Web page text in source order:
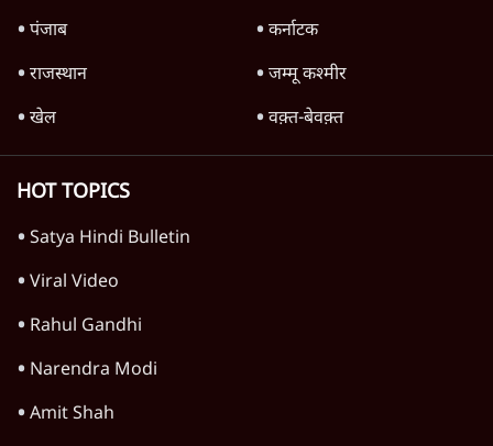
पंजाब
कर्नाटक
राजस्थान
जम्मू कश्मीर
खेल
वक़्त-बेवक़्त
HOT TOPICS
Satya Hindi Bulletin
Viral Video
Rahul Gandhi
Narendra Modi
Amit Shah